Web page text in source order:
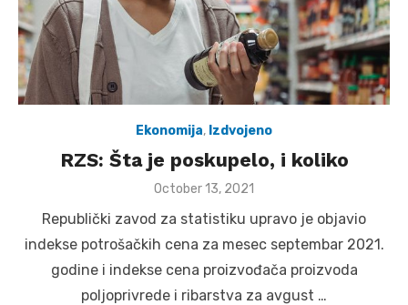
Ekonomija, Izdvojeno
RZS: Šta je poskupelo, i koliko
Posted
October 13, 2021
Republički zavod za statistiku upravo je objavio
indekse potrošačkih cena za mesec septembar 2021.
godine i indekse cena proizvođača proizvoda
poljoprivrede i ribarstva za avgust …